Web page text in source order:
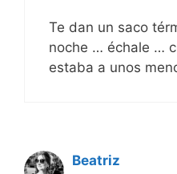
Te dan un saco
noche … échale …
estaba a unos
Beatriz